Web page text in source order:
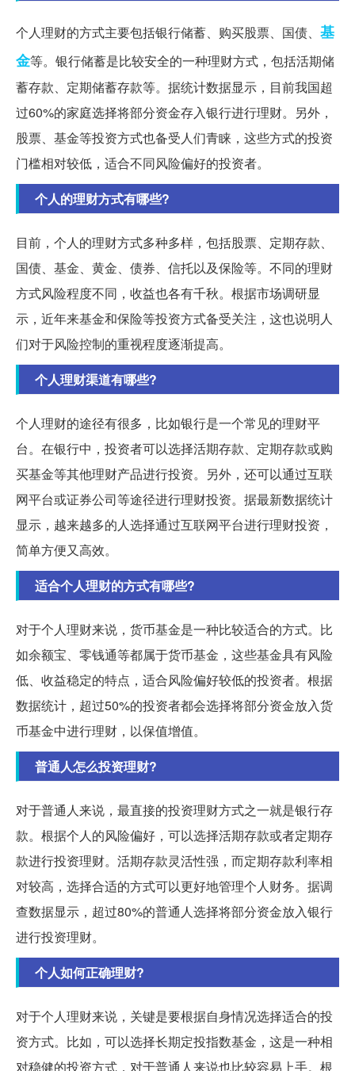
个人理财的方式主要包括银行储蓄、购买股票、国债、 基
金等。银行储蓄是比较安全的一种理财方式，包括活期储
蓄存款、定期储蓄存款等。据统计数据显示，目前我国超
过60%的家庭选择将部分资金存入银行进行理财。另外，
股票、基金等投资方式也备受人们青睐，这些方式的投资
门槛相对较低，适合不同风险偏好的投资者。
个人的理财方式有哪些?
目前，个人的理财方式多种多样，包括股票、定期存款、
国债、基金、黄金、债券、信托以及保险等。不同的理财
方式风险程度不同，收益也各有千秋。根据市场调研显
示，近年来基金和保险等投资方式备受关注，这也说明人
们对于风险控制的重视程度逐渐提高。
个人理财渠道有哪些?
个人理财的途径有很多，比如银行是一个常见的理财平
台。在银行中，投资者可以选择活期存款、定期存款或购
买基金等其他理财产品进行投资。另外，还可以通过互联
网平台或证券公司等途径进行理财投资。据最新数据统计
显示，越来越多的人选择通过互联网平台进行理财投资，
简单方便又高效。
适合个人理财的方式有哪些?
对于个人理财来说，货币基金是一种比较适合的方式。比
如余额宝、零钱通等都属于货币基金，这些基金具有风险
低、收益稳定的特点，适合风险偏好较低的投资者。根据
数据统计，超过50%的投资者都会选择将部分资金放入货
币基金中进行理财，以保值增值。
普通人怎么投资理财?
对于普通人来说，最直接的投资理财方式之一就是银行存
款。根据个人的风险偏好，可以选择活期存款或者定期存
款进行投资理财。活期存款灵活性强，而定期存款利率相
对较高，选择合适的方式可以更好地管理个人财务。据调
查数据显示，超过80%的普通人选择将部分资金放入银行
进行投资理财。
个人如何正确理财?
对于个人理财来说，关键是要根据自身情况选择适合的投
资方式。比如，可以选择长期定投指数基金，这是一种相
对稳健的投资方式，对于普通人来说也比较容易上手。根